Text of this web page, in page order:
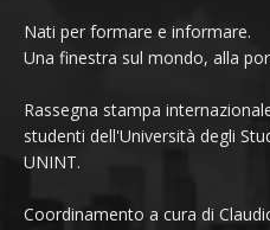
Nati per formare e informare.
Una finestra sul mondo, alla
Rassegna stampa
studenti dell'Università degli
UNINT.
Coordinamento a cura di